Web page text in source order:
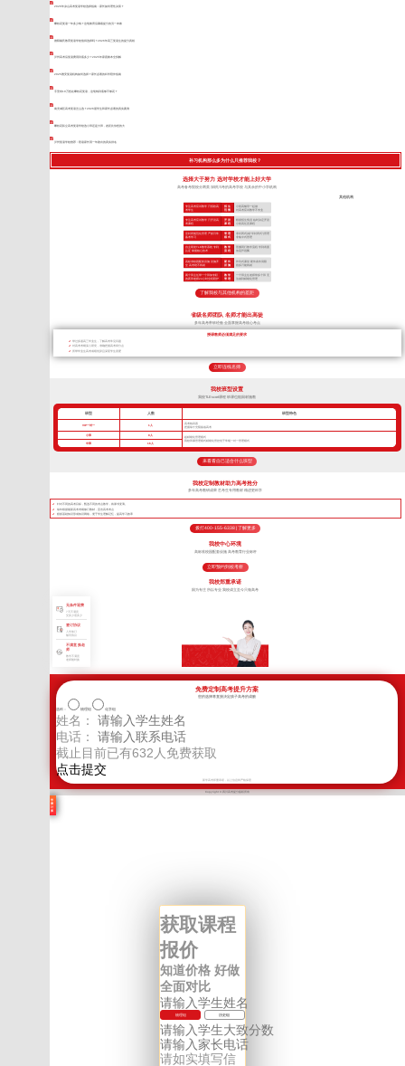
2026年凉山高考复读学校选择指南：家长如何理性决策？
攀枝花复读一年多少钱？这笔账背后藏着提分的另一本账
德阳戴氏教育复读学校值得选择吗？2026年高三复读生的提分真相
泸州高考后复读费用到底多少？2025年家庭账本全拆解
2025雅安复读机构如何选择？家长必看的科学陪伴指南
手里有10万想在攀枝花复读，这笔钱到底够不够花？
南充城区高考复读怎么选？2026届学生和家长必看的真实案例
攀枝花私立高考复读学校选小班还是大班，差距比你想的大
泸州复读学校推荐：陪读家长用一年跑出的真实排名
补习机构那么多为什么只推荐我校？
选择大于努力 选对学校才能上好大学
高考备考院校分两类 深耕川考的高考学校 与其余的中小学机构
其他机构
专注高考应试教学 只招收高
考学生
招 生
范 围
小初高辅导一起做
对高考应试教学不专业
专注高考应试教学 只开设高
考课程
开 设
课 程
根据招生情况 临时决定开设
小初高任意课程
全封闭规范化管理 严抓日常
备考学习
管 理
模 式
非封闭式(或“半封闭式”)管理
非集中式管理
自主研发TLE教学系统 专利
认证 掌握核心技术
教 学
流 程
照搬同行教学流程 学到表面
依葫芦画瓢
高标准校园配套设施 设施齐
全 高考绝不将就
硬 件
设 施
作坊式课堂 硬件条件局限
很多只能将就
两个班主任带一个班加专职
的夜班老师24小时全程陪护
教 学
管 理
一个班主任老师带多个班 无
法做到精细化管理
了解我校与其他机构的差距
省级名师团队 名师才能出高徒
多年高考带班经验 全面掌握高考核心考点
授课教师必须满足的要求
带过多届高三毕业生，了解高考常见问题
对高考考纲深入研究，准确把握高考得分点
所带毕业生高考成绩优异且深受学生喜爱
立即连线名师
我校班型设置
我校TLEscort课程 班课也能因材施教
班型 人数 班型特色
VIP一对一 1人
高考核武器
把握每寸光阴备战高考
小班 8人
超精细化管理模式
我校班课管理模式精细化管控优于常规一对一管理模式
中班 16人
来看看自己适合什么班型
我校定制教材助力高考抢分
多年高考教研成果 艺考生专用教材 精进更科学
针对不同的高考目标，甄选不同的考点教学，将厚书变薄。
每年根据最新高考考纲修订教材，直击高考考点
狠抓基础知识形成知识网络，便于学生理解记忆，提高学习效率
拨打400-155-6338 | 了解更多
我校中心环境
高标准校园配套设施 高考教育行业标杆
立即预约到校考察
我校郑重承诺
因为专注 所以专业 我校成立至今只做高考
无条件退费
7天不满意
交多少退多少
签订协议
入学签订
辅导协议
不满意 换老
师
教学不满意
老师随时换
免费定制高考提升方案
您的选择将直接决定孩子高考的成败
选科： 物理组 化学组
姓名：
电话：
截止目前已有632人免费获取
新学高考郑重承诺，以上信息将严格保密
Copyright © 四川高考提分版权所有
学
费
计
算
获取课程
报价
知道价格 好做
全面对比
物理组 历史组
请如实填写信